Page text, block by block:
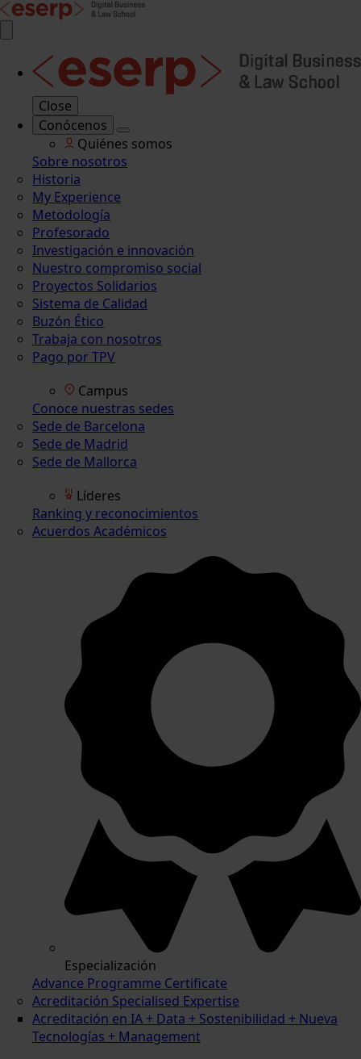
Close
Conócenos
Quiénes somos
Sobre nosotros
Historia
My Experience
Metodología
Profesorado
Investigación e innovación
Nuestro compromiso social
Proyectos Solidarios
Sistema de Calidad
Buzón Ético
Trabaja con nosotros
Pago por TPV
Campus
Conoce nuestras sedes
Sede de Barcelona
Sede de Madrid
Sede de Mallorca
Líderes
Ranking y reconocimientos
Acuerdos Académicos
Especialización
Advance Programme Certificate
Acreditación Specialised Expertise
Acreditación en IA + Data + Sostenibilidad + Nueva
Tecnologías + Management